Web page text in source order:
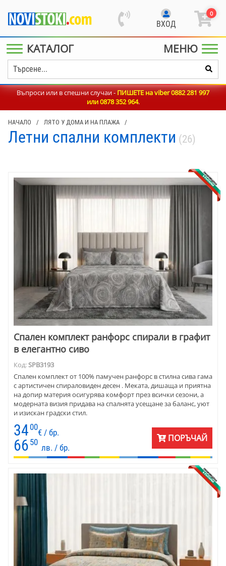
ВХОД
0
КАТАЛОГ МЕНЮ
Въпроси или в спешни случаи -ПИШЕТЕ на viber 0882 281 997
или0878 352 964.
НАЧАЛО / ЛЯТО У ДОМА И НА ПЛАЖА /
Летни спални комплекти (26)
Спален комплект ранфорс спирали в графит
в елегантно сиво
Код:SPB3193
Спален комплект от 100% памучен ранфорс в стилна сива гама
с артистичен спираловиден десен . Меката, дишаща и приятна
на допир материя осигурява комфорт през всички сезони, а
модерната визия придава на спалнята усещане за баланс, уют
и изискан градски стил.
34 00
€ / бр.
66 50
лв. / бр.
ПОРЪЧАЙ